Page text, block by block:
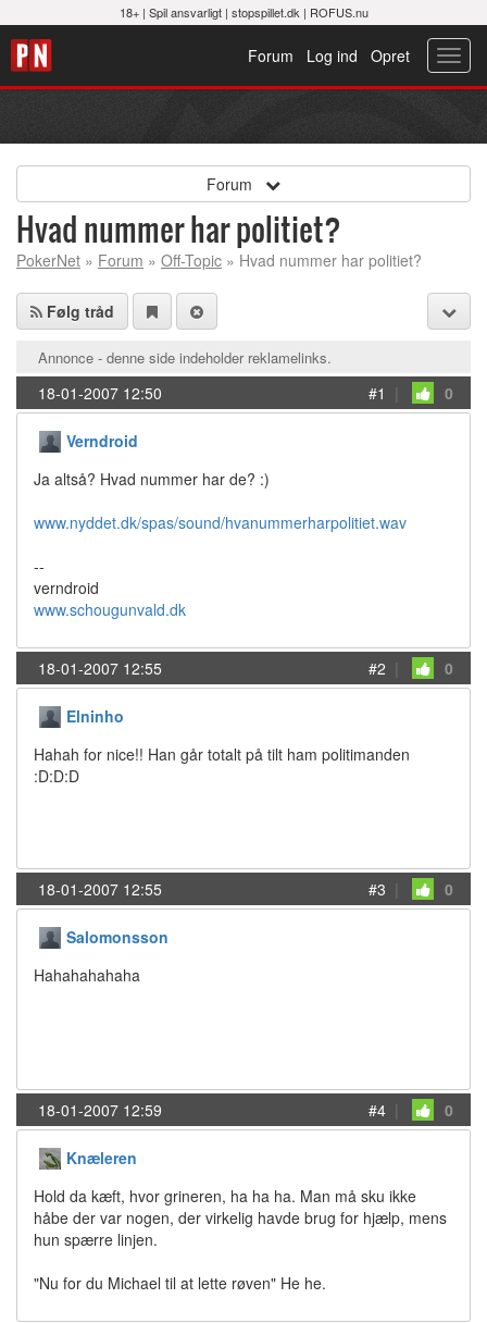
18+ | Spil ansvarligt| stopspillet.dk | ROFUS.nu
Opret
Log ind
Forum
Forum
Hvad nummer har politiet?
PokerNet » Forum » Off-Topic » Hvad nummer har politiet?
Følg tråd
Annonce - denne side indeholder reklamelinks.
18-01-2007 12:50 #1 | 0
Verndroid
Ja altså? Hvad nummer har de? :)
www.nyddet.dk/spas/sound/hvanummerharpolitiet.wav
--
verndroid
www.schougunvald.dk
18-01-2007 12:55 #2 | 0
Elninho
Hahah for nice!! Han går totalt på tilt ham politimanden
:D:D:D
18-01-2007 12:55 #3 | 0
Salomonsson
Hahahahahaha
18-01-2007 12:59 #4 | 0
Knæleren
Hold da kæft, hvor grineren, ha ha ha. Man må sku ikke
håbe der var nogen, der virkelig havde brug for hjælp, mens
hun spærre linjen.
"Nu for du Michael til at lette røven" He he.